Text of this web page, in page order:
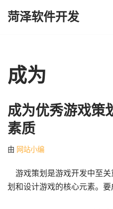
文
菏泽软件开发
成为
成为优秀游戏策
素质
由 网站小编
游戏策划是游戏开发中至关
划和设计游戏的核心元素。